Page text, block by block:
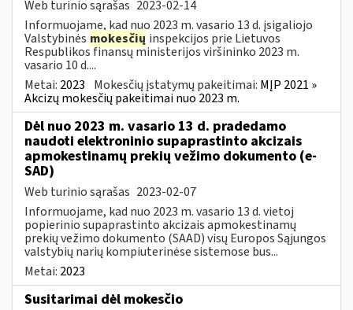
Web turinio sąrašas 2023-02-14
Informuojame, kad nuo 2023 m. vasario 13 d. įsigaliojo
Valstybinės mokesčių inspekcijos prie Lietuvos
Respublikos finansų ministerijos viršininko 2023 m.
vasario 10 d....
Metai: 2023 Mokesčių įstatymų pakeitimai: MĮP 2021 »
Akcizų mokesčių pakeitimai nuo 2023 m.
Dėl nuo 2023 m. vasario 13 d. pradedamo
naudoti elektroninio supaprastinto akcizais
apmokestinamų prekių vežimo dokumento (e-
SAD)
Web turinio sąrašas 2023-02-07
Informuojame, kad nuo 2023 m. vasario 13 d. vietoj
popierinio supaprastinto akcizais apmokestinamų
prekių vežimo dokumento (SAAD) visų Europos Sąjungos
valstybių narių kompiuterinėse sistemose bus...
Metai: 2023
Susitarimai dėl mokesčio